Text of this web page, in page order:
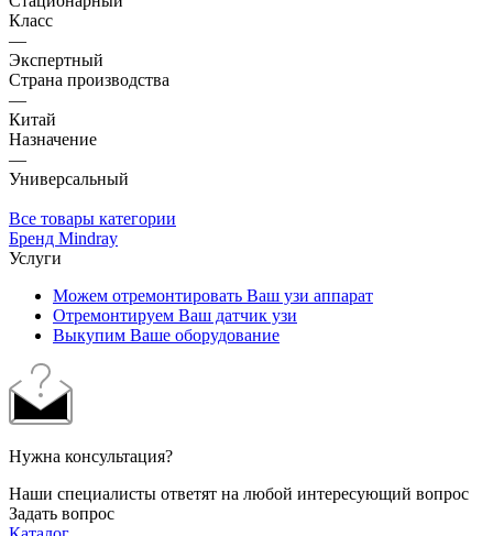
Класс
—
Экспертный
Страна производства
—
Китай
Назначение
—
Универсальный
Все товары категории
Бренд Mindray
Услуги
Можем отремонтировать Ваш узи аппарат
Отремонтируем Ваш датчик узи
Выкупим Ваше оборудование
Нужна консультация?
Наши специалисты ответят на любой интересующий вопрос
Задать вопрос